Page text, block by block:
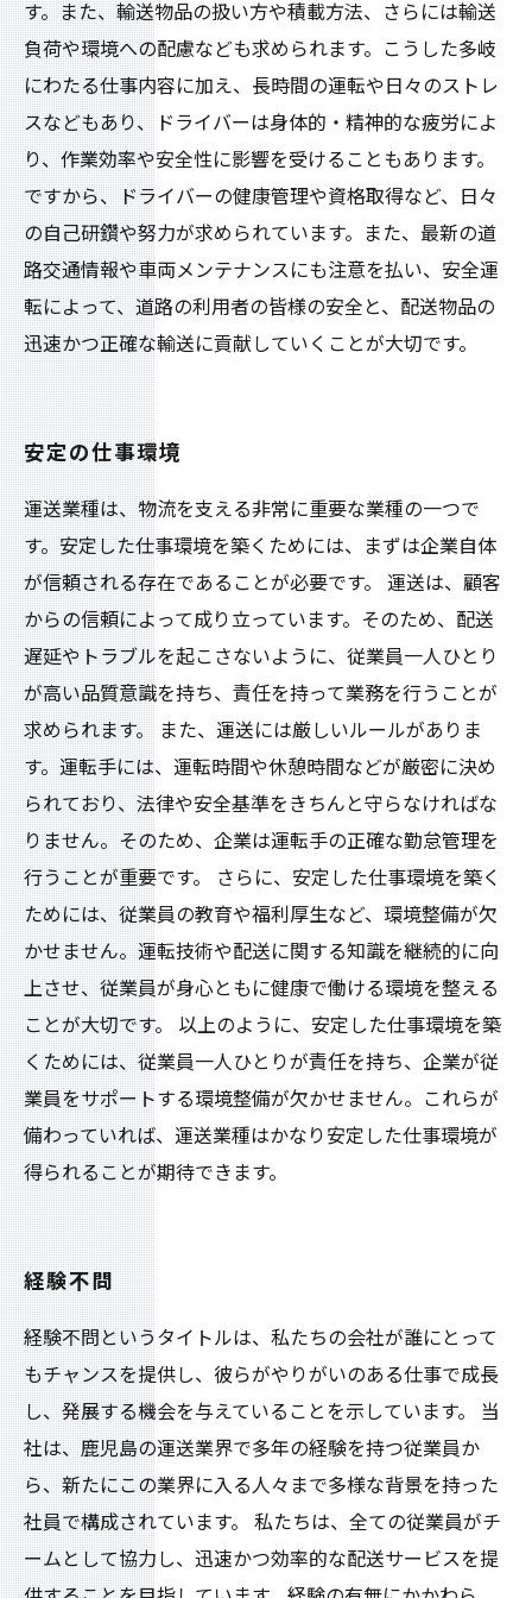
す。また、輸送物品の扱い方や積載方法、さらには輸送
負荷や環境への配慮なども求められます。こうした多岐
にわたる仕事内容に加え、長時間の運転や日々のストレ
スなどもあり、ドライバーは身体的・精神的な疲労によ
り、作業効率や安全性に影響を受けることもあります。
ですから、ドライバーの健康管理や資格取得など、日々
の自己研鑽や努力が求められています。また、最新の道
路交通情報や車両メンテナンスにも注意を払い、安全運
転によって、道路の利用者の皆様の安全と、配送物品の
迅速かつ正確な輸送に貢献していくことが大切です。
安定の仕事環境
運送業種は、物流を支える非常に重要な業種の一つで
す。安定した仕事環境を築くためには、まずは企業自体
が信頼される存在であることが必要です。 運送は、顧客
からの信頼によって成り立っています。そのため、配送
遅延やトラブルを起こさないように、従業員一人ひとり
が高い品質意識を持ち、責任を持って業務を行うことが
求められます。 また、運送には厳しいルールがありま
す。運転手には、運転時間や休憩時間などが厳密に決め
られており、法律や安全基準をきちんと守らなければな
りません。そのため、企業は運転手の正確な勤怠管理を
行うことが重要です。 さらに、安定した仕事環境を築く
ためには、従業員の教育や福利厚生など、環境整備が欠
かせません。運転技術や配送に関する知識を継続的に向
上させ、従業員が身心ともに健康で働ける環境を整える
ことが大切です。 以上のように、安定した仕事環境を築
くためには、従業員一人ひとりが責任を持ち、企業が従
業員をサポートする環境整備が欠かせません。これらが
備わっていれば、運送業種はかなり安定した仕事環境が
得られることが期待できます。
経験不問
経験不問というタイトルは、私たちの会社が誰にとって
もチャンスを提供し、彼らがやりがいのある仕事で成長
し、発展する機会を与えていることを示しています。 当
社は、鹿児島の運送業界で多年の経験を持つ従業員か
ら、新たにこの業界に入る人々まで多様な背景を持った
社員で構成されています。 私たちは、全ての従業員がチ
ームとして協力し、迅速かつ効率的な配送サービスを提